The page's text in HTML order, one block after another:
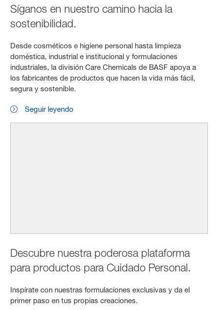
Síganos en nuestro camino hacia la
sostenibilidad.
Desde cosméticos e higiene personal hasta limpieza
doméstica, industrial e institucional y formulaciones
industriales, la división Care Chemicals de BASF apoya a
los fabricantes de productos que hacen la vida más fácil,
segura y sostenible.
Seguir leyendo
Descubre nuestra poderosa plataforma
para productos para Cuidado Personal.
Inspírate con nuestras formulaciones exclusivas y da el
primer paso en tus propias creaciones.